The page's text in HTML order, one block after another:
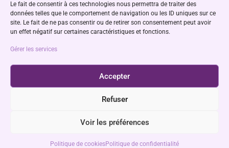
Le fait de consentir à ces technologies nous permettra de traiter des
données telles que le comportement de navigation ou les ID uniques sur ce
site. Le fait de ne pas consentir ou de retirer son consentement peut avoir
un effet négatif sur certaines caractéristiques et fonctions.
Gérer les services
Accepter
Refuser
Voir les préférences
Politique de cookiesPolitique de confidentialité
Dernières réalisations